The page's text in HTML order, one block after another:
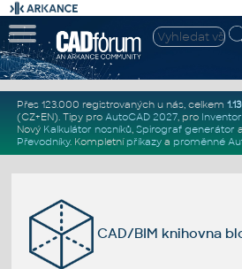
Přes 123.000 registrovaných u nás, celkem
(CZ+EN). Tipy pro AutoCAD 2027, pro
Nový Kalkulátor nosníků, Spirograf generátor a
Převodníky. Kompletní příkazya proměnné
CAD/BIM knihovna